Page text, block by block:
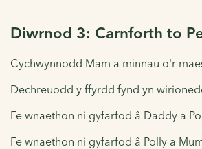
Diwrnod 3: Carnforth to
Cychwynnodd Mam a minnau o'r
Dechreuodd y ffyrdd fynd yn
Fe wnaethon ni gyfarfod â Daddy a
Fe wnaethon ni gyfarfod â Polly a